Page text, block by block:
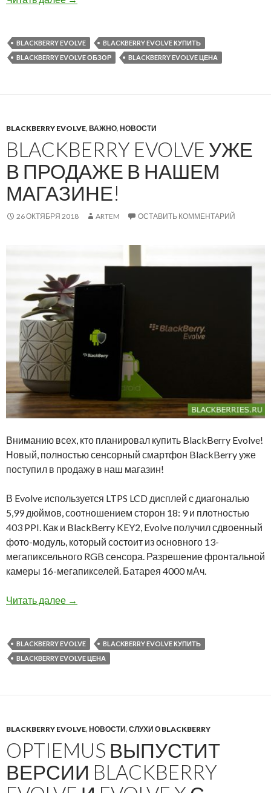
BLACKBERRY EVOLVE
BLACKBERRY EVOLVE КУПИТЬ
BLACKBERRY EVOLVE ОБЗОР
BLACKBERRY EVOLVE ЦЕНА
BLACKBERRY EVOLVE, ВАЖНО, НОВОСТИ
BLACKBERRY EVOLVE УЖЕ
В ПРОДАЖЕ В НАШЕМ
МАГАЗИНЕ!
26 ОКТЯБРЯ 2018 ARTEM ОСТАВИТЬ КОММЕНТАРИЙ
Вниманию всех, кто планировал купить BlackBerry Evolve!
Новый, полностью сенсорный смартфон BlackBerry уже
поступил в продажу в наш магазин!
В Evolve используется LTPS LCD дисплей с диагональю
5,99 дюймов, соотношением сторон 18: 9 и плотностью
403 PPI. Как и BlackBerry KEY2, Evolve получил сдвоенный
фото-модуль, который состоит из основного 13-
мегапиксельного RGB сенсора. Разрешение фронтальной
камеры 16-мегапикселей. Батарея 4000 мАч.
Читать далее BlackBerry Evolve уже в продаже в нашем
→
BLACKBERRY EVOLVE
BLACKBERRY EVOLVE КУПИТЬ
BLACKBERRY EVOLVE ЦЕНА
BLACKBERRY EVOLVE, НОВОСТИ, СЛУХИ О BLACKBERRY
OPTIEMUS ВЫПУСТИТ
ВЕРСИИ BLACKBERRY